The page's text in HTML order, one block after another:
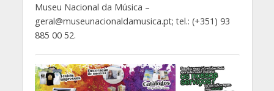
Museu Nacional da Música –
geral@museunacionaldamusica.pt; tel.: (+351) 93
885 00 52.